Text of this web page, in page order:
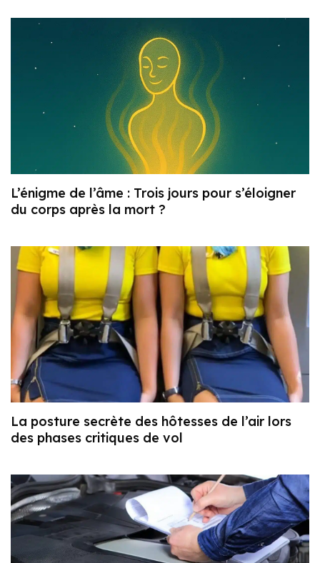
L’énigme de l’âme : Trois jours pour s’éloigner
du corps après la mort ?
La posture secrète des hôtesses de l’air lors
des phases critiques de vol